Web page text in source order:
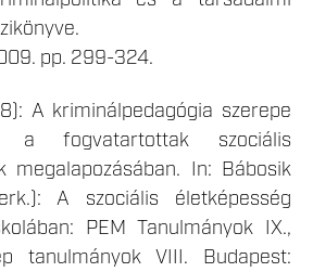
pp. 299-324.
A kriminálpedagógia szerepe
a fogvatartottak szociális
megalapozásában. In: Bábosik
A szociális életképesség
PEM Tanulmányok IX.,
tanulmányok VIII. Budapest: